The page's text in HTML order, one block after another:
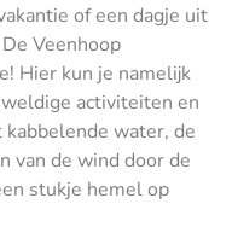
of een dagje uit
Veenhoop
Hier kun je namelijk
activiteiten en
water, de
van de wind door de
stukje hemel op